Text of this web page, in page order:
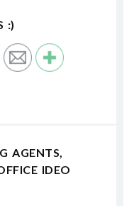
:)
AGENTS,
IDEO